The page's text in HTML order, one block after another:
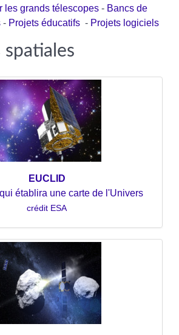
les grands télescopes - Bancs de
- Projets éducatifs - Projets logiciels
spatiales
EUCLID
établira une carte de l'Univers
crédit ESA